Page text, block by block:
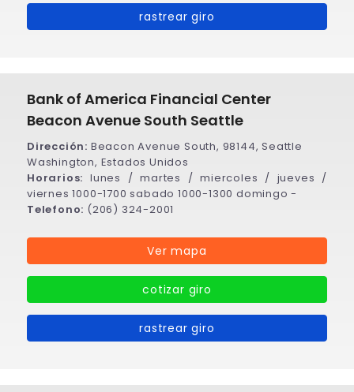
rastrear giro
Bank of America Financial Center
Beacon Avenue South Seattle
Dirección: Beacon Avenue South, 98144, Seattle
Washington, Estados Unidos
Horarios: lunes / martes / miercoles / jueves /
viernes 1000-1700 sabado 1000-1300 domingo -
Telefono: (206) 324-2001
Ver mapa
cotizar giro
rastrear giro